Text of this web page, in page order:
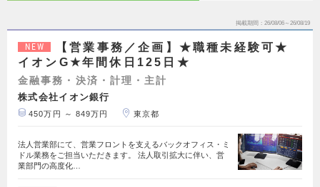
掲載期間 26/08/06～26/08/19
NEW
【営業事務／企画】★職種未経験可★
イオンG★年間休日125日★
金融事務・決済・計理・主計
株式会社イオン銀行
450万円 ～ 849万円 東京都
法人営業部にて、営業フロントを支えるバックオフィス・ミ
ドル業務をご担当いただきます。 法人取引拡大に伴い、営
業部門の高度化…